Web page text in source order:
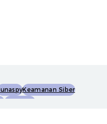
Keamanan Siber